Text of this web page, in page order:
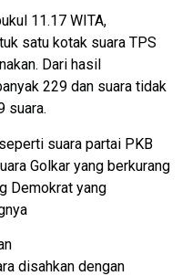
11.17 WITA,
satu kotak suara TPS
Dari hasil
229 dan suara tidak
suara.
suara partai PKB
Golkar yang berkurang
Demokrat yang
disahkan dengan